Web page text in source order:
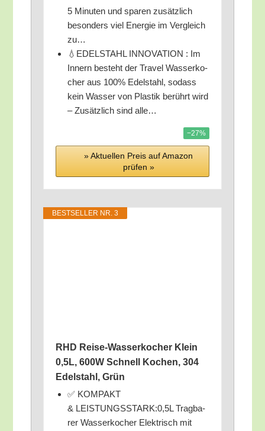
5 Minu­ten und spa­ren zusätz­lich
beson­ders viel Ener­gie im Ver­gleich
zu…
💧EDELSTAHL INNOVATION : Im
Innern besteht der Tra­vel Was­ser­ko­
cher aus 100% Edel­stahl, sodass
kein Was­ser von Plas­tik berührt wird
– Zusätz­lich sind alle…
−27%
» Aktu­el­len Preis auf Ama­zon
prü­fen »
BEST­SEL­LER NR. 3
RHD Rei­se-Was­ser­ko­cher Klein
0,5L, 600W Schnell Kochen, 304
Edel­stahl, Grün
✅ KOMPAKT
& LEISTUNGSSTARK:​0,5L Trag­ba­
rer Was­ser­ko­cher Elek­trisch mit